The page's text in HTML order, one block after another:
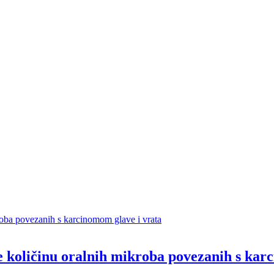
oralnih mikroba povezanih s